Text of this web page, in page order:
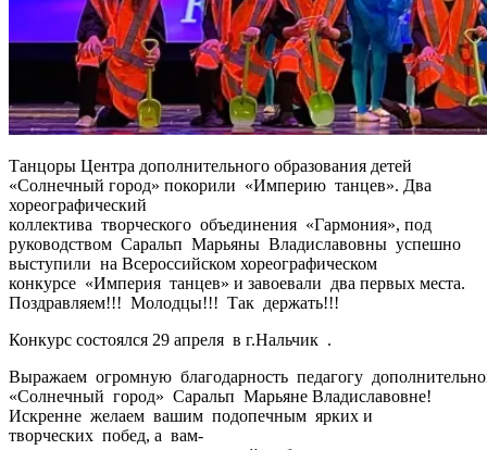
Танцоры Центра дополнительного образования детей
«Солнечный город» покорили «Империю танцев». Два
хореографический
коллектива творческого объединения «Гармония», под
руководством Саральп Марьяны Владиславовны успешно
выступили на Всероссийском хореографическом
конкурсе «Империя танцев» и завоевали два первых места.
Поздравляем!!! Молодцы!!! Так держать!!!
Конкурс состоялся 29 апреля в г.Нальчик .
Выражаем огромную благодарность педагогу
«Солнечный город» Саральп Марьяне Владиславовне!
Искренне желаем вашим подопечным ярких и
творческих побед, а вам-